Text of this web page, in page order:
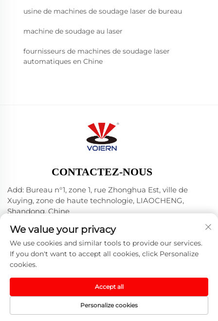
usine de machines de soudage laser de bureau
machine de soudage au laser
fournisseurs de machines de soudage laser
automatiques en Chine
CONTACTEZ-NOUS
Add: Bureau n°1, zone 1, rue Zhonghua Est, ville de
Xuying, zone de haute technologie, LIAOCHENG,
Shandong, Chine
Tél. :+86-635 8512218
E-mail : [email protected]
Droits d'auteur © 2024 Liaocheng Voiern Laser
Technology Co., Ltd. -Privacy Policy
We value your privacy
We use cookies and similar tools to provide our services.
If you don't want to accept all cookies, click Personalize
cookies.
Personalize cookies
Accept all